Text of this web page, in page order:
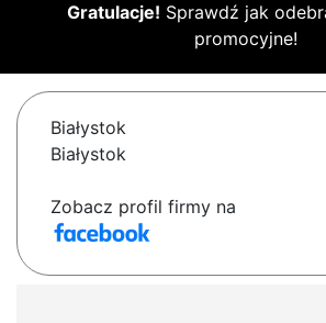
Gratulacje! Sprawdź jak
promocyjne!
Białystok
Białystok
Zobacz profil firmy na